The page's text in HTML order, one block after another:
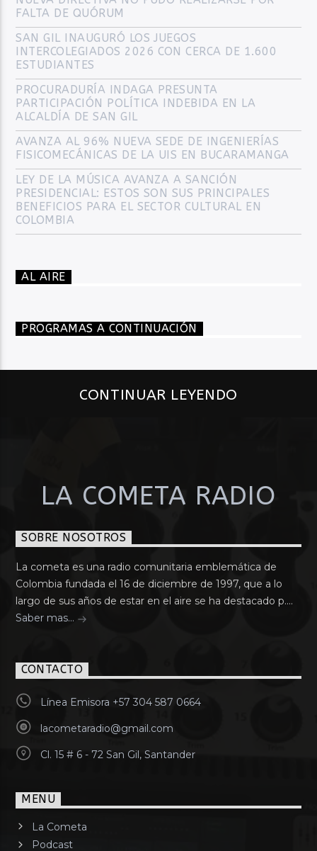
FALTA DE QUÓRUM
SAN GIL INAUGURÓ LOS JUEGOS
INTERCOLEGIADOS 2026 CON CERCA DE 1.600
ESTUDIANTES
PROCURADURÍA INDAGA PRESUNTA
PARTICIPACIÓN POLÍTICA INDEBIDA EN LA
ALCALDÍA DE SAN GIL
AVANZA AL 96% NUEVA SEDE DE INGENIERÍAS
FISICOMECÁNICAS DE LA UIS EN BUCARAMANGA
LEY DE LA MÚSICA AVANZA A SANCIÓN
PRESIDENCIAL: ESTOS SON SUS PRINCIPALES
BENEFICIOS PARA EL SECTOR CULTURAL EN
COLOMBIA
AL AIRE
PROGRAMAS A CONTINUACIÓN
CONTINUAR LEYENDO
LA COMETA RADIO
SOBRE NOSOTROS
La cometa es una radio comunitaria emblemática de
Colombia fundada el 16 de diciembre de 1997, que a lo
largo de sus años de estar en el aire se ha destacado p....
Saber mas...
CONTACTO
Línea Emisora +57 304 587 0664
lacometaradio@gmail.com
Cl. 15 # 6 - 72 San Gil, Santander
MENU
La Cometa
Podcast